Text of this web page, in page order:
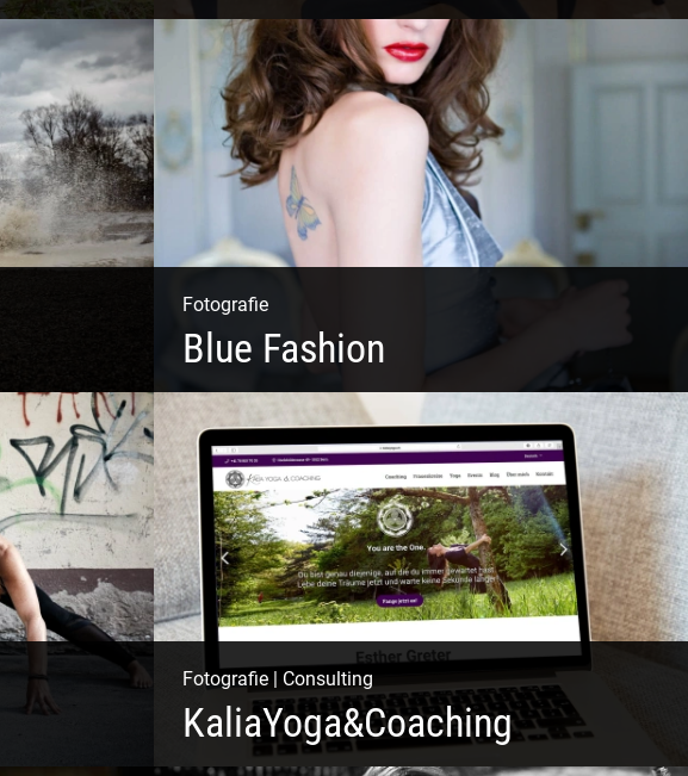
Ein herzliches Team
Fotografie
Blue Fashion
Blue Fashion
Fotografie| Consulting
KaliaYoga&Coaching